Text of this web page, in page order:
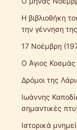
Η βιβλιοθήκη
την γέννηση
17 Νοέμβρη
Ο Άγιος Κοσμάς
Δρόμοι της
Ιωάννης
σημαντικές
Ιστορικά